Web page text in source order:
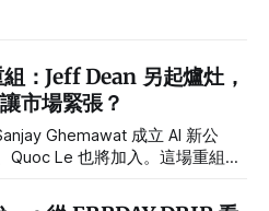
：Jeff Dean 另起爐灶，
市場緊張？
Ghemawat 成立 AI 新公
Quoc Le 也將加入。這場重組對